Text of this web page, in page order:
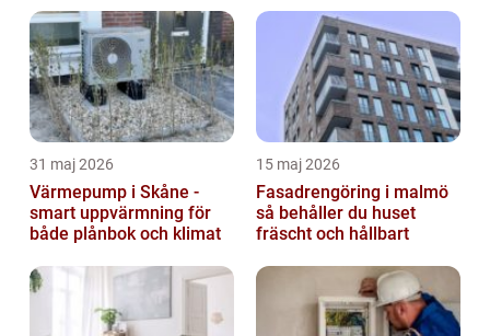
31 maj 2026
Värmepump i Skåne -
smart uppvärmning för
både plånbok och klimat
15 maj 2026
Fasadrengöring i malmö
så behåller du huset
fräscht och hållbart